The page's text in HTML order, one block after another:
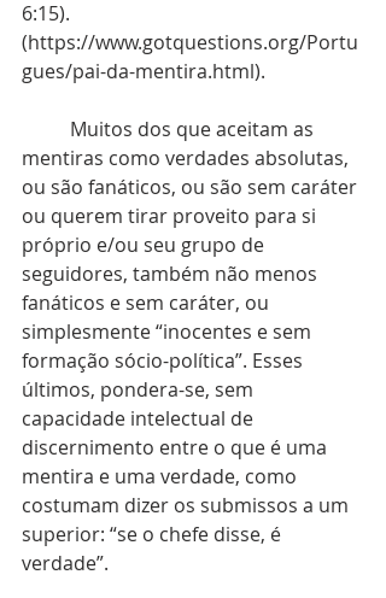
6:15).
(https://www.gotquestions.org/Portu
gues/pai-da-mentira.html).
mentiras como verdades absolutas,
ou são fanáticos, ou são sem caráter
ou querem tirar proveito para si
próprio e/ou seu grupo de
seguidores, também não menos
fanáticos e sem caráter, ou
simplesmente “inocentes e sem
formação sócio-política”. Esses
últimos, pondera-se, sem
capacidade intelectual de
discernimento entre o que é uma
mentira e uma verdade, como
costumam dizer os submissos a um
superior: “se o chefe disse, é
verdade”.